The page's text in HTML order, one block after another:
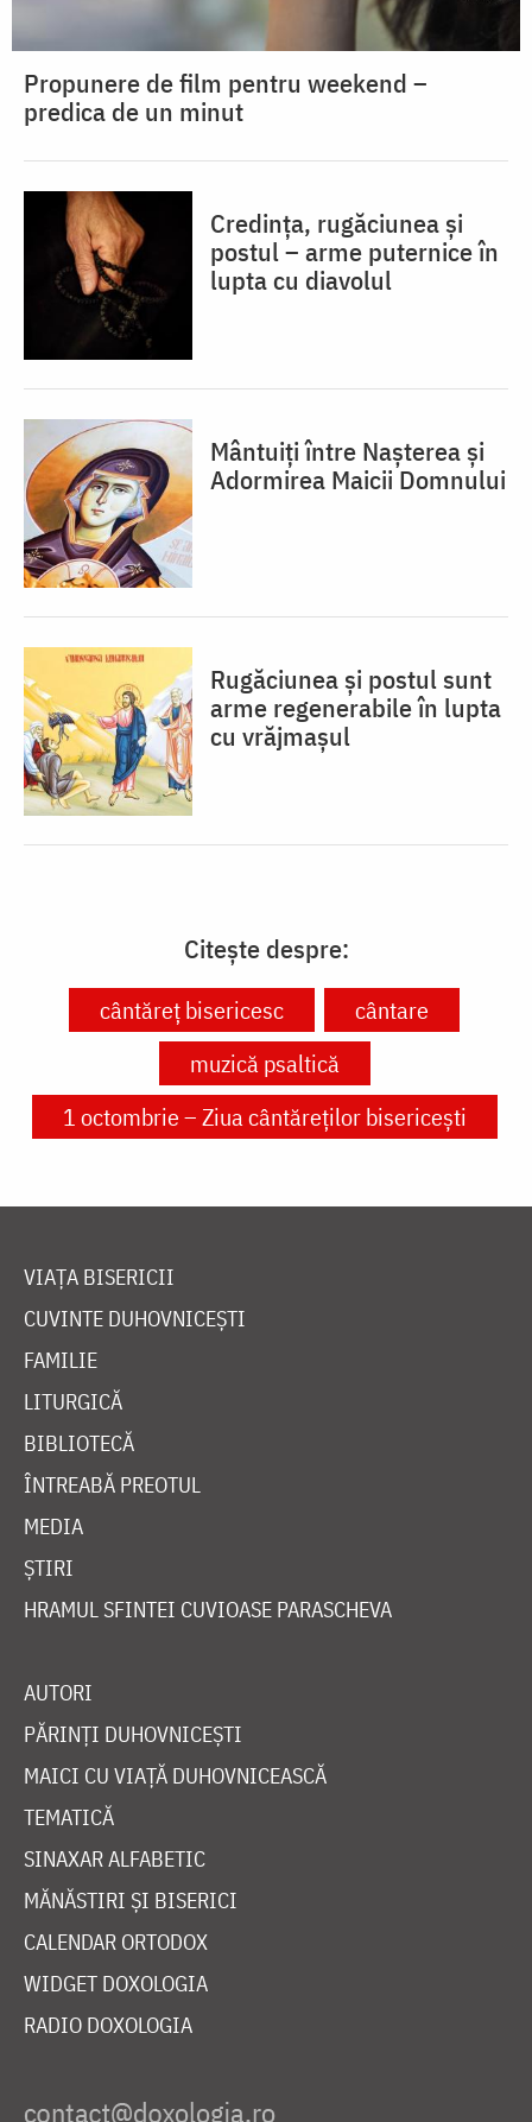
Propunere de film pentru weekend –
predica de un minut
Credința, rugăciunea și
postul – arme puternice în
lupta cu diavolul
Mântuiți între Nașterea și
Adormirea Maicii Domnului
Rugăciunea și postul sunt
arme regenerabile în lupta
cu vrăjmașul
Citește despre:
cântăreț bisericesc
cântare
muzică psaltică
1 octombrie – Ziua cântăreților bisericești
VIAȚA BISERICII
CUVINTE DUHOVNICEȘTI
FAMILIE
LITURGICĂ
BIBLIOTECĂ
ÎNTREABĂ PREOTUL
MEDIA
ȘTIRI
HRAMUL SFINTEI CUVIOASE PARASCHEVA
AUTORI
PĂRINȚI DUHOVNICEȘTI
MAICI CU VIAȚĂ DUHOVNICEASCĂ
TEMATICĂ
SINAXAR ALFABETIC
MĂNĂSTIRI ȘI BISERICI
CALENDAR ORTODOX
WIDGET DOXOLOGIA
RADIO DOXOLOGIA